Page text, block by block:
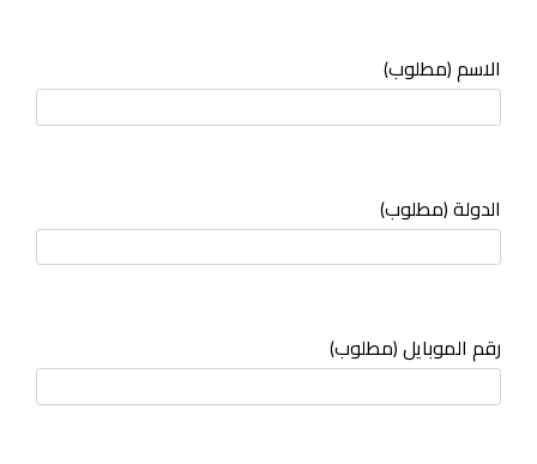
الاسم (مطلوب)
الدولة (مطلوب)
رقم الموبايل (مطلوب)